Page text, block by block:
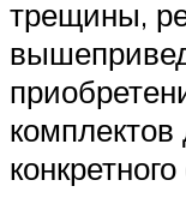
трещины,
комплектов